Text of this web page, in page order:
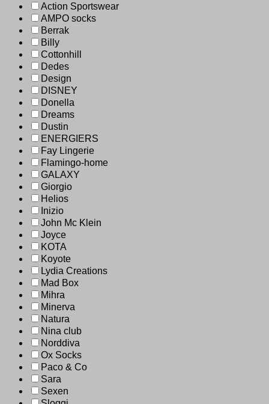
Action Sportswear
AMPO socks
Berrak
Billy
Cottonhill
Dedes
Design
DISNEY
Donella
Dreams
Dustin
ENERGIERS
Fay Lingerie
Flamingo-home
GALAXY
Giorgio
Helios
Inizio
John Mc Klein
Joyce
KOTA
Koyote
Lydia Creations
Mad Box
Mihra
Minerva
Natura
Nina club
Norddiva
Ox Socks
Paco & Co
Sara
Sexen